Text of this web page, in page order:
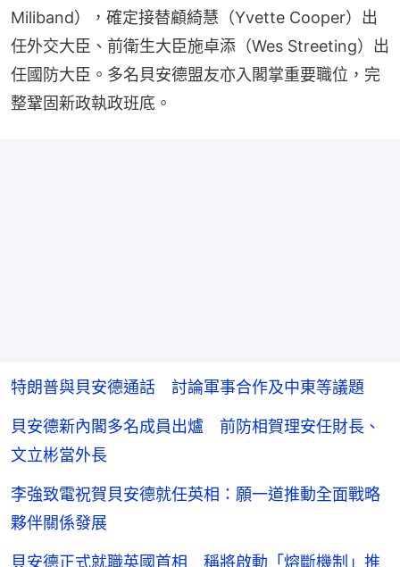
Miliband），確定接替顧綺慧（Yvette Cooper）出
任外交大臣、前衛生大臣施卓添（Wes Streeting）出
任國防大臣。多名貝安德盟友亦入閣掌重要職位，完
整鞏固新政執政班底。
特朗普與貝安德通話 討論軍事合作及中東等議題
貝安德新內閣多名成員出爐 前防相賀理安任財長、
文立彬當外長
李強致電祝賀貝安德就任英相：願一道推動全面戰略
夥伴關係發展
貝安德正式就職英國首相 稱將啟動「熔斷機制」推